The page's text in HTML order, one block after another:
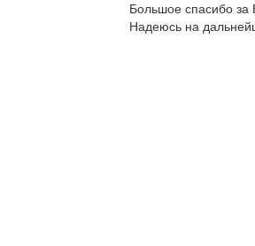
Большое спасибо
Надеюсь на